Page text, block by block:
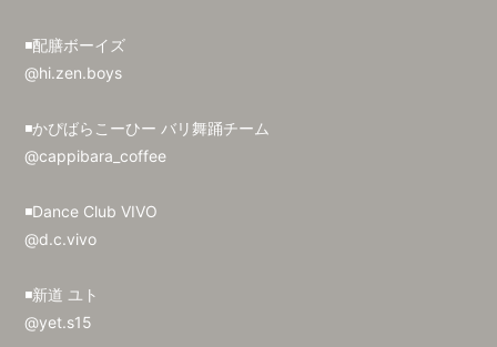
◾️配膳ボーイズ
@hi.zen.boys
◾️かぴばらこーひー バリ舞踊チーム
@cappibara_coffee
◾️Dance Club VIVO
@d.c.vivo
◾️新道 ユト
@yet.s15